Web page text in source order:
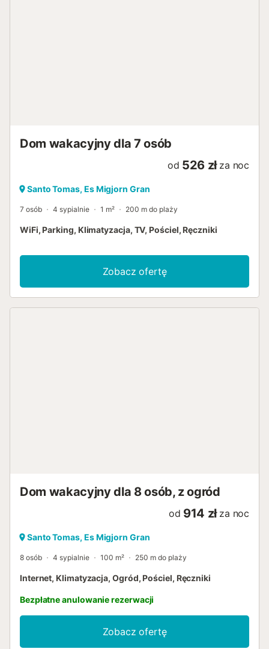
Dom wakacyjny dla 7 osób
od 526 zł za noc
Santo Tomas, Es Migjorn Gran
7 osób 4 sypialnie 1 m² 200 m do plaży
WiFi, Parking, Klimatyzacja, TV, Pościel, Ręczniki
Zobacz ofertę
Dom wakacyjny dla 8 osób, z ogród
od 914 zł za noc
Santo Tomas, Es Migjorn Gran
8 osób 4 sypialnie 100 m² 250 m do plaży
Internet, Klimatyzacja, Ogród, Pościel, Ręczniki
Bezpłatne anulowanie rezerwacji
Zobacz ofertę